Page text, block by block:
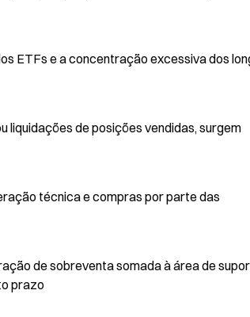
ETFs e a concentração excessiva dos
liquidações de posições vendidas, surgem
técnica e compras por parte das
de sobreventa somada à área de
prazo